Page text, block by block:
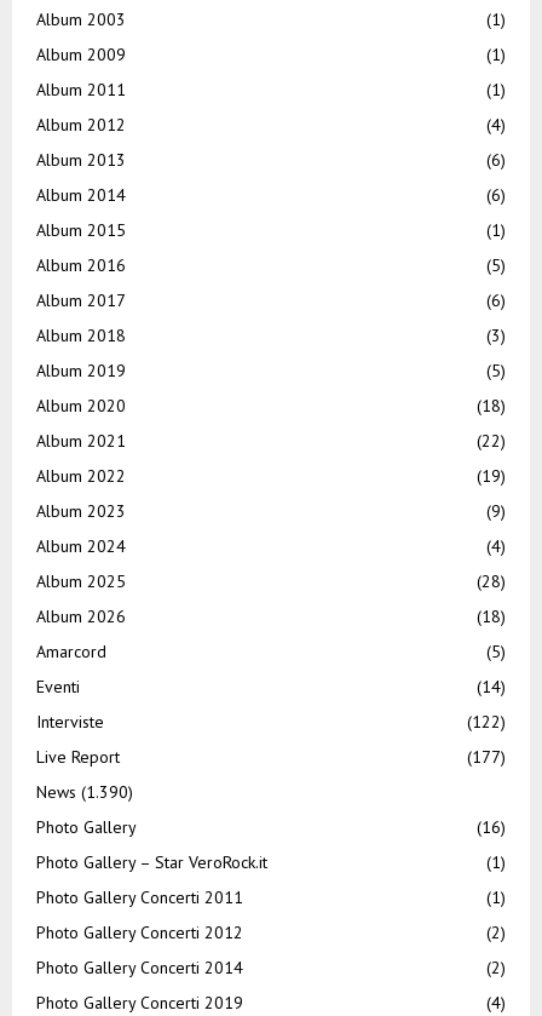
Album 2003
(1)
Album 2009
(1)
Album 2011
(1)
Album 2012
(4)
Album 2013
(6)
Album 2014
(6)
Album 2015
(1)
Album 2016
(5)
Album 2017
(6)
Album 2018
(3)
Album 2019
(5)
Album 2020
(18)
Album 2021
(22)
Album 2022
(19)
Album 2023
(9)
Album 2024
(4)
Album 2025
(28)
Album 2026
(18)
Amarcord
(5)
Eventi
(14)
Interviste
(122)
Live Report
(177)
News (1.390)
Photo Gallery
(16)
Photo Gallery – Star VeroRock.it
(1)
Photo Gallery Concerti 2011
(1)
Photo Gallery Concerti 2012
(2)
Photo Gallery Concerti 2014
(2)
Photo Gallery Concerti 2019
(4)